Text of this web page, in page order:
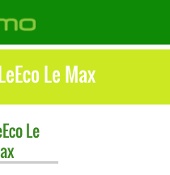
Le Max
Le